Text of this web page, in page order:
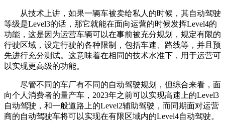
从技术上讲，如果一辆车被卖给私人的时候，其自动驾驶
等级是Level3的话，那它就能在面向运营的时候发挥Level4的
功能，这是因为运营车辆可以在事前被充分规划，规定有限的
行驶区域，设定行驶的各种限制，包括车速、路线等，并且预
先进行充分测试。这意味着在相同的技术水准下，用于运营可
以实现更高级的功能。
尽管不同的车厂有不同的自动驾驶规划，但综合来看，面
向个人消费者的量产车，2023年之前可以实现高速上的Level3
自动驾驶，和一般道路上的Level2辅助驾驶，而同期面对运营
商的自动驾驶车将可以实现在有限区域内的Level4自动驾驶。